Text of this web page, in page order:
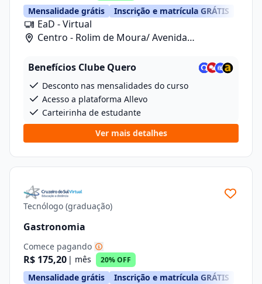
Mensalidade grátis Inscrição e matrícula GRÁTIS
EaD - Virtual
Centro - Rolim de Moura/ Avenida
Benefícios Clube Quero
Desconto nas mensalidades do curso
Acesso a plataforma Allevo
Carteirinha de estudante
Ver mais detalhes
Tecnólogo (graduação)
Gastronomia
Comece pagando
R$ 175,20 | mês 20% OFF
Mensalidade grátis Inscrição e matrícula GRÁTIS